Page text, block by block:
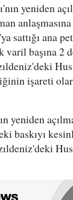
yeniden
sattığı ana
varil başına 2
işareti
yeniden
baskıyı